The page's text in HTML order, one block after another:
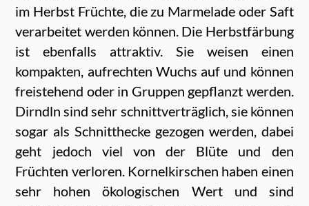
im Herbst Früchte, die zu Marmelade oder Saft
verarbeitet werden können. Die Herbstfärbung
ist ebenfalls attraktiv. Sie weisen einen
kompakten, aufrechten Wuchs auf und können
freistehend oder in Gruppen gepflanzt werden.
Dirndln sind sehr schnittverträglich, sie können
sogar als Schnitthecke gezogen werden, dabei
geht jedoch viel von der Blüte und den
Früchten verloren. Kornelkirschen haben einen
sehr hohen ökologischen Wert und sind